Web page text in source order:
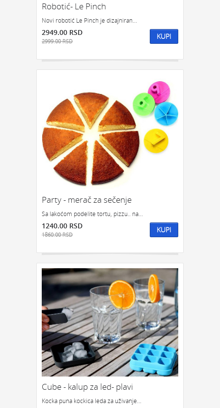
Robotić- Le Pinch
Novi robotić Le Pinch je dizajniran...
2949.00 RSD
2999.00 RSD
KUPI
Party - merač za sečenje
Sa lakoćom podelite tortu, pizzu.. na...
1240.00 RSD
1860.00 RSD
KUPI
Cube - kalup za led- plavi
Kocka puna kockica leda za uživanje...